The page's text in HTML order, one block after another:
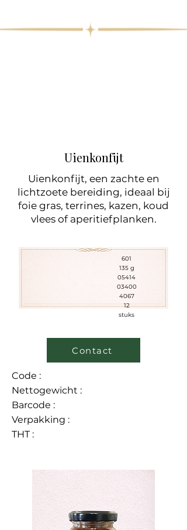
Uienkonfijt
Uienkonfijt, een zachte en
lichtzoete bereiding, ideaal bij
foie gras, terrines, kazen, koud
vlees of aperitiefplanken.
601
135 g
05414
03400
4067
12
stuks
Contact
Code :
Nettogewicht :
Barcode :
Verpakking :
THT :